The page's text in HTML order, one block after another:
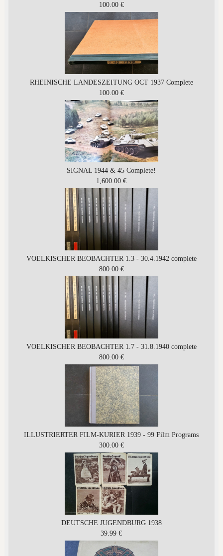
100.00 €
RHEINISCHE LANDESZEITUNG OCT 1937 Complete
100.00 €
SIGNAL 1944 & 45 Complete!
1,600.00 €
VOELKISCHER BEOBACHTER 1.3 - 30.4.1942 complete
800.00 €
VOELKISCHER BEOBACHTER 1.7 - 31.8.1940 complete
800.00 €
ILLUSTRIERTER FILM-KURIER 1939 - 99 Film Programs
300.00 €
DEUTSCHE JUGENDBURG 1938
39.99 €